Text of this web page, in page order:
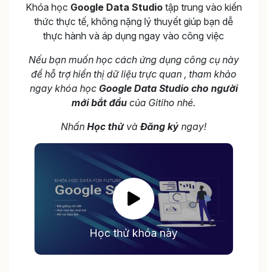
Khóa học Google Data Studio tập trung vào kiến
thức thực tế, không nặng lý thuyết giúp bạn dễ
thực hành và áp dụng ngay vào công việc
Nếu bạn muốn học cách ứng dụng công cụ này
để hỗ trợ hiển thị dữ liệu trực quan , tham khảo
ngay khóa họcGoogle Data Studio cho người
mới bắt đầu của Gitiho nhé.
Nhấn Học thửvà Đăng ký ngay!
Học thử khóa này